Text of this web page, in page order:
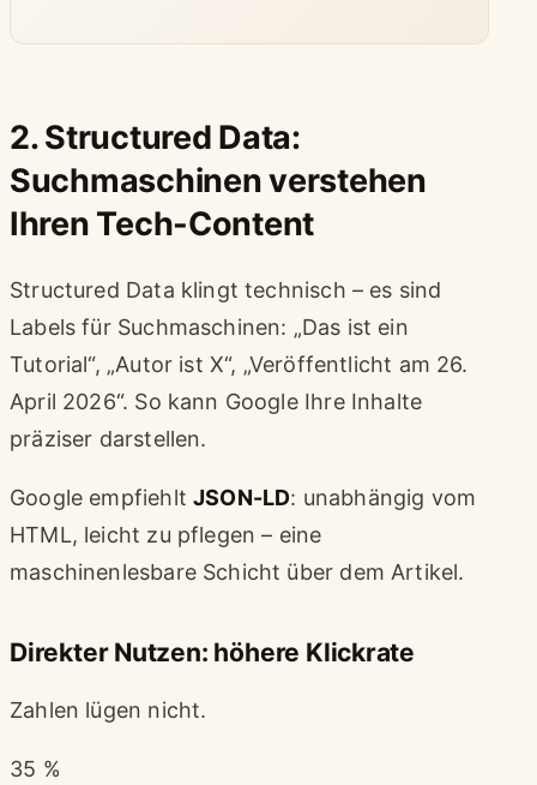
2. Structured Data:
Suchmaschinen verstehen
Ihren Tech-Content
Structured Data klingt technisch – es sind
Labels für Suchmaschinen: „Das ist ein
Tutorial“, „Autor ist X“, „Veröffentlicht am 26.
April 2026“. So kann Google Ihre Inhalte
präziser darstellen.
Google empfiehltJSON-LD: unabhängig vom
HTML, leicht zu pflegen – eine
maschinenlesbare Schicht über dem Artikel.
Direkter Nutzen: höhere Klickrate
Zahlen lügen nicht.
35 %